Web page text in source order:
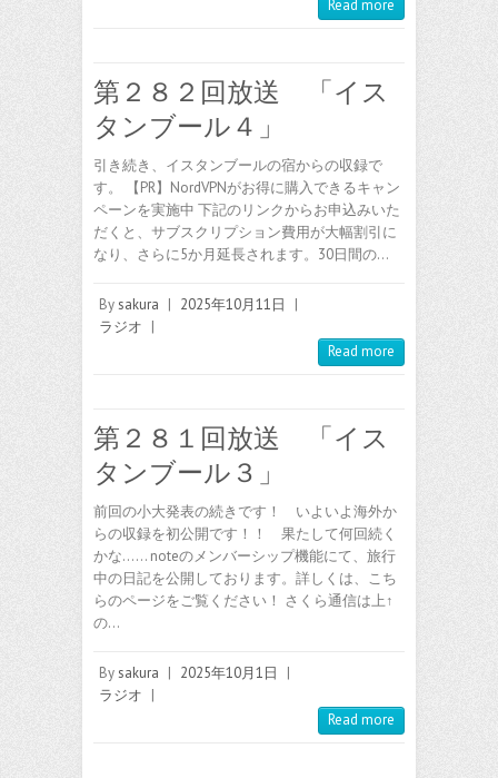
Read more
第２８２回放送 「イス
タンブール４」
引き続き、イスタンブールの宿からの収録で
す。 【PR】NordVPNがお得に購入できるキャン
ペーンを実施中 下記のリンクからお申込みいた
だくと、サブスクリプション費用が大幅割引に
なり、さらに5か月延長されます。30日間の…
Bysakura | 2025年10月11日
|
ラジオ |
Read more
第２８１回放送 「イス
タンブール３」
前回の小大発表の続きです！ いよいよ海外か
らの収録を初公開です！！ 果たして何回続く
かな…… noteのメンバーシップ機能にて、旅行
中の日記を公開しております。詳しくは、こち
らのページをご覧ください！ さくら通信は上↑
の…
Bysakura | 2025年10月1日
|
ラジオ |
Read more